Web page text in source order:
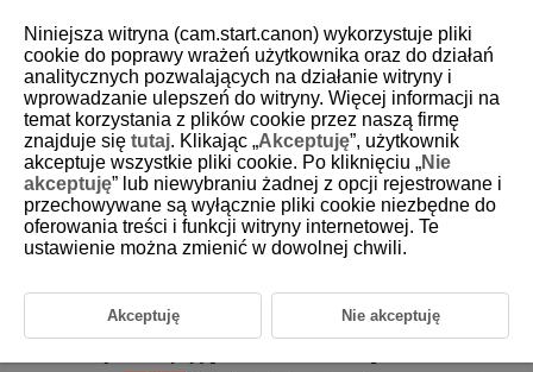
D101-064
Jakość obrazu
Obrazy RAW
Przewodnik po ustawieniach jakości obrazów
Maksymalna liczba zdjęć seryjnych
Niniejsza witryna (cam.start.canon) wykorzystuje pliki
cookie do poprawy wrażeń użytkownika oraz do działań
analitycznych pozwalających na działanie witryny i
wprowadzanie ulepszeń do witryny. Więcej informacji na
temat korzystania z plików cookie przez naszą firmę
znajduje się tutaj. Klikając „Akceptuję”, użytkownik
akceptuje wszystkie pliki cookie. Po kliknięciu „Nie
akceptuję” lub niewybraniu żadnej z opcji rejestrowane i
przechowywane są wyłącznie pliki cookie niezbędne do
oferowania treści i funkcji witryny internetowej. Te
ustawienie można zmienić w dowolnej chwili.
Akceptuję Nie akceptuję